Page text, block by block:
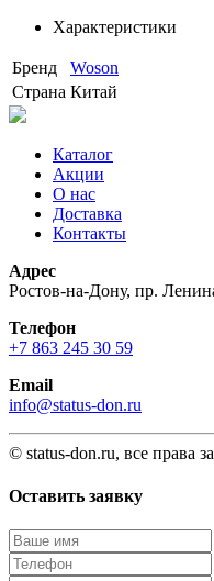
Характеристики
Бренд
Woson
Страна Китай
Каталог
Акции
О нас
Доставка
Контакты
Адрес
Ростов-на-Дону, пр.
Телефон
+7 863 245 30 59
Email
info@status-don.ru
© status-don.ru, все права
Оставить заявку